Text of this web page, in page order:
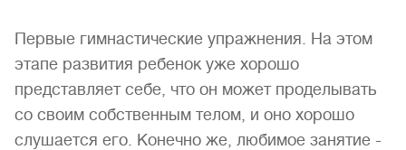
Первые гимнастические упражнения. На этом
этапе развития ребенок уже хорошо
представляет себе, что он может проделывать
со своим собственным телом, и оно хорошо
слушается его. Конечно же, любимое занятие -